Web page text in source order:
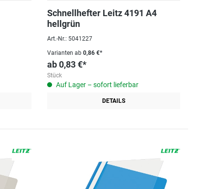
Schnellhefter Leitz 4191 A4
hellgrün
Art.-Nr.: 5041227
Varianten ab0,86 €*
ab 0,83 €*
Stück
Auf Lager – sofort lieferbar
DETAILS